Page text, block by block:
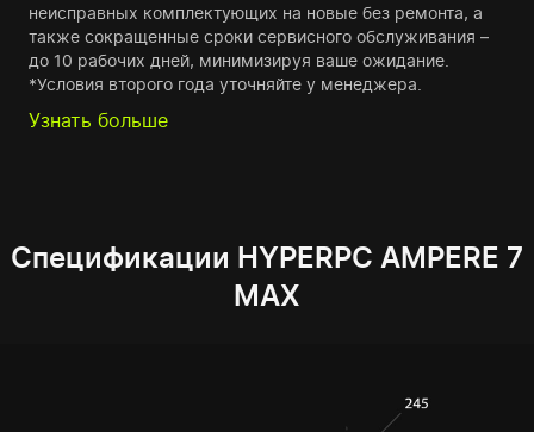
неисправных комплектующих на новые без ремонта, а
также сокращенные сроки сервисного обслуживания –
до 10 рабочих дней, минимизируя ваше ожидание.
*Условия второго года уточняйте у менеджера.
Узнать больше
Спецификации HYPERPC AMPERE 7
MAX